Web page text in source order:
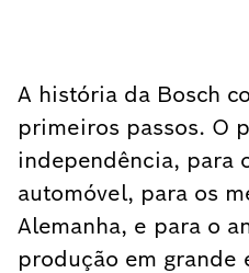
A história da Bosch
primeiros passos. O
independência, para
automóvel, para os
Alemanha, e para o
produção em grande